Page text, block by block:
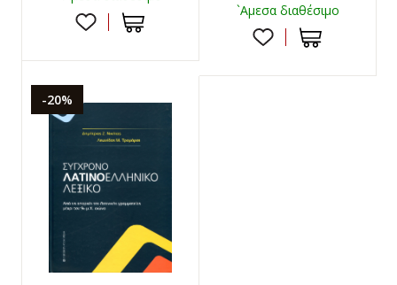
`Αμεσα διαθέσιμο
-20%